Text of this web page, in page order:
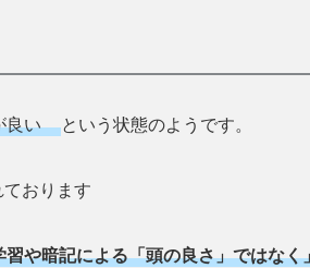
良い という状態のようです。
おります
や暗記による「頭の良さ」ではなく